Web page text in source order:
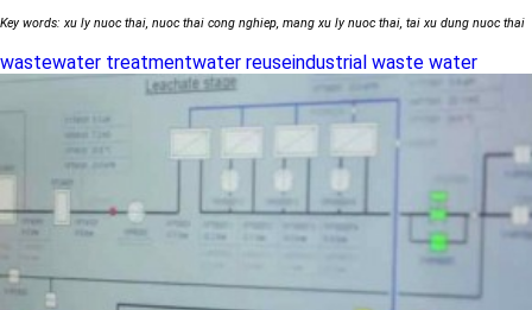
Key words: xu ly nuoc thai, nuoc thai cong nghiep, mang xu ly nuoc thai, tai xu dung nuoc thai
wastewater treatmentwater reuseindustrial waste water